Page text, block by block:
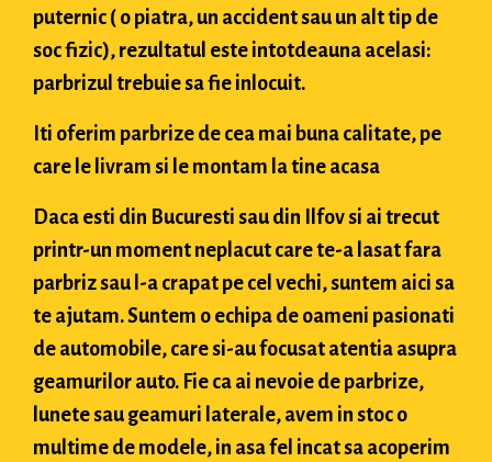
puternic ( o piatra, un accident sau un alt tip de
soc fizic), rezultatul este intotdeauna acelasi:
parbrizul trebuie sa fie inlocuit.
Iti oferim parbrize de cea mai buna calitate, pe
care le livram si le montam la tine acasa
Daca esti din Bucuresti sau din Ilfov si ai trecut
printr-un moment neplacut care te-a lasat fara
parbriz sau l-a crapat pe cel vechi, suntem aici sa
te ajutam. Suntem o echipa de oameni pasionati
de automobile, care si-au focusat atentia asupra
geamurilor auto. Fie ca ai nevoie de parbrize,
lunete sau geamuri laterale, avem in stoc o
multime de modele, in asa fel incat sa acoperim